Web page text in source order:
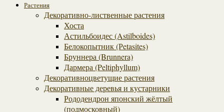
Растения
Декоративно-лиственные растения
Хоста
Астильбоидес (Astilboides)
Белокопытник (Рetasites)
Бруннера (Brunnera)
Дармера (Peltiphyllum)
Декоративноцветущие растения
Декоративные деревья и кустарники
Рододендрон японский жёлтый
(подмосковный)